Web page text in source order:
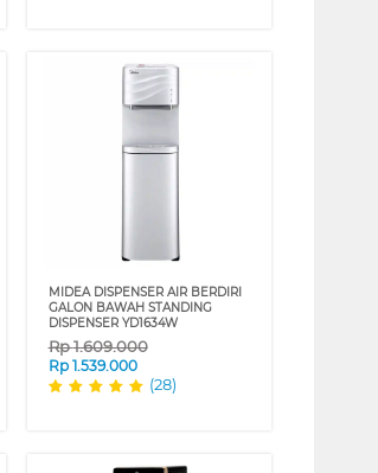
MIDEA DISPENSER AIR BERDIRI
GALON BAWAH STANDING
DISPENSER YD1634W
Rp1.609.000
Rp 1.539.000
(28)